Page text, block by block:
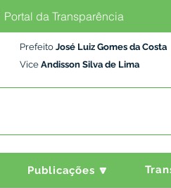
Portal da Transparência
Prefeito José Luiz Gomes da Costa
Vice Andisson Silva de Lima
Publicações 🔽